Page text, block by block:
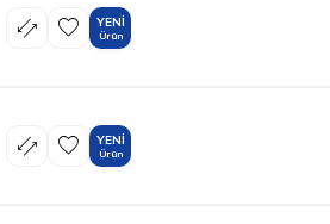
YENI
Ürün
YENI
Ürün